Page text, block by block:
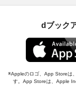
dブック
Appleのロゴ、App Storeは
す。App Storeは、Apple